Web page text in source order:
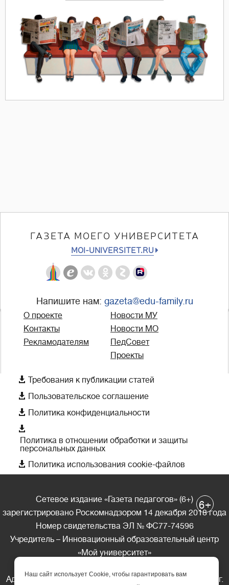
ГАЗЕТА МОЕГО УНИВЕРСИТЕТА
MOI-UNIVERSITET.RU
Напишите нам: gazeta@edu-family.ru
О проекте
Контакты
Рекламодателям
Новости МУ
Новости МО
ПедСовет
Проекты
 Требования к публикации статей
 Пользовательское соглашение
 Политика конфиденциальности

Политика в отношении обработки и защиты
персональных данных
 Политика использования cookie-файлов
Сетевое издание «Газета педагогов» (6+)
зарегистрировано Роскомнадзором 14 декабря 2018 года
Номер свидетельства ЭЛ № ФС77-74596
Учредитель – Инновационный образовательный центр
«Мой университет»
Адрес редакции: 185035 Россия, Республика Карелия, г.
6+
Наш сайт использует Cookie, чтобы гарантировать вам